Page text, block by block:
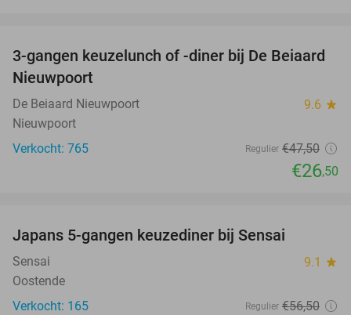
44%
3-gangen keuzelunch of -diner bij De Beiaard
Nieuwpoort
De Beiaard Nieuwpoort 9.6 star
Nieuwpoort
Verkocht: 765
Regulier €47,50
€26,50
Japans 5-gangen keuzediner bij Sensai
Sensai 9.1 star
Oostende
Verkocht: 165
Regulier €56,50